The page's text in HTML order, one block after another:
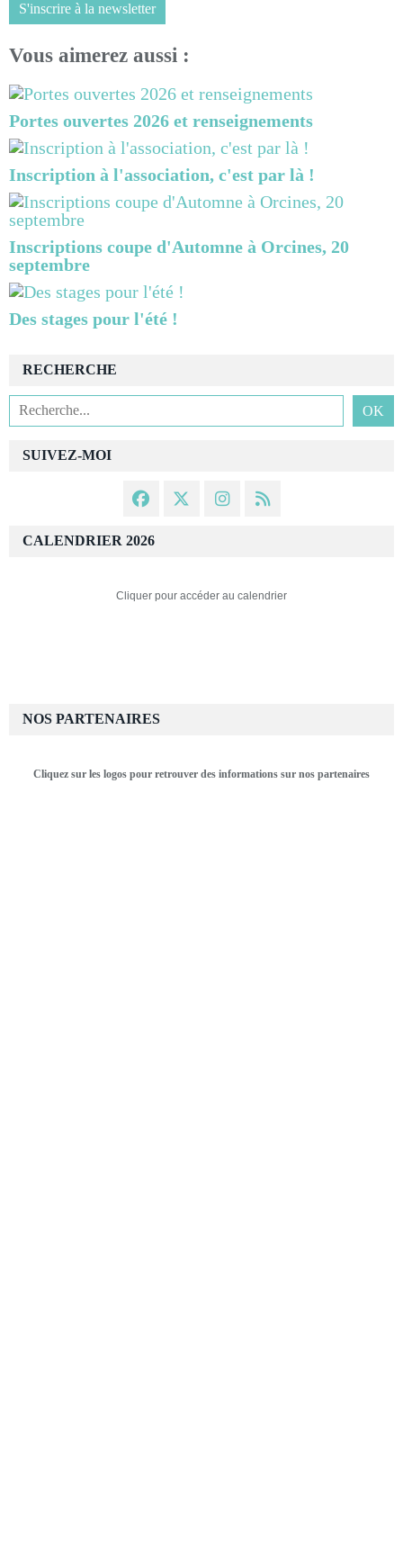
S'inscrire à la newsletter
Vous aimerez aussi :
Portes ouvertes 2026 et renseignements
Inscription à l'association, c'est par là !
Inscriptions coupe d'Automne à Orcines, 20
septembre
Des stages pour l'été !
SUIVEZ-MOI
RECHERCHE
CALENDRIER 2026
Cliquer pour accéder au calendrier
NOS PARTENAIRES
Cliquez sur les logos pour retrouver des informations sur nos partenaires